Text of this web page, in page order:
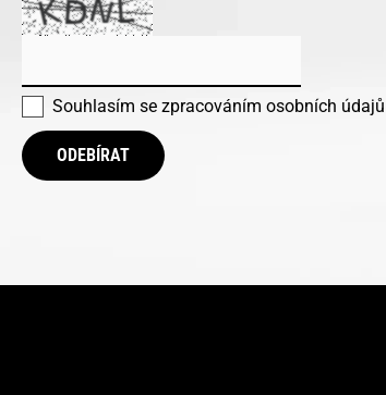
Souhlasím se zpracováním osobních údajů
ODEBÍRAT